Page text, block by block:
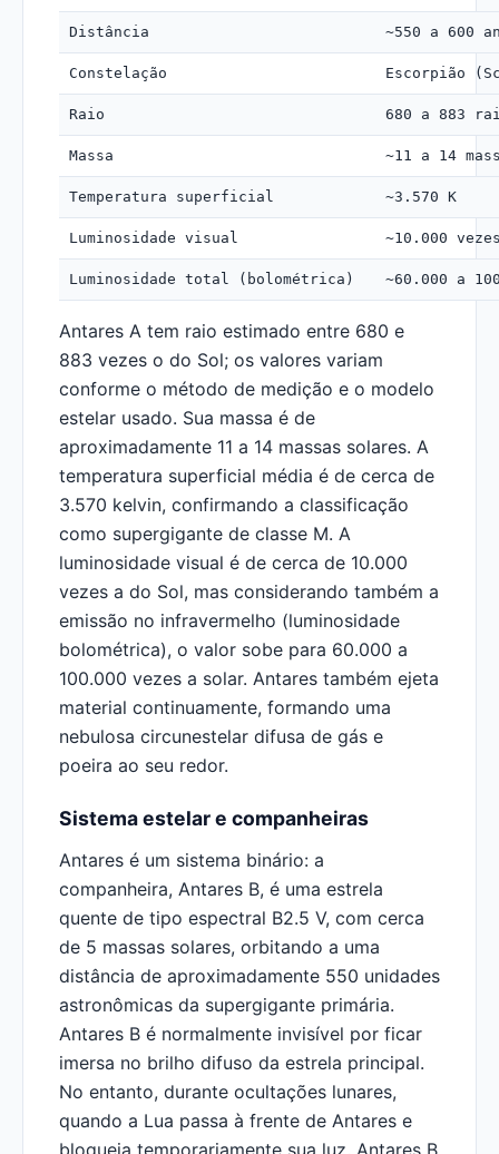
Distância ~550 a 600
Constelação Escorpião
Raio 680 a 883
Massa ~11 a 14
Temperatura superficial ~3.570 K
Luminosidade visual ~10.000
Luminosidade total (bolométrica) ~60.000 a
Antares A tem raio estimado entre 680 e
883 vezes o do Sol; os valores variam
conforme o método de medição e o modelo
estelar usado. Sua massa é de
aproximadamente 11 a 14 massas solares. A
temperatura superficial média é de cerca de
3.570 kelvin, confirmando a classificação
como supergigante de classe M. A
luminosidade visual é de cerca de 10.000
vezes a do Sol, mas considerando também a
emissão no infravermelho (luminosidade
bolométrica), o valor sobe para 60.000 a
100.000 vezes a solar. Antares também ejeta
material continuamente, formando uma
nebulosa circunestelar difusa de gás e
poeira ao seu redor.
Sistema estelar e companheiras
Antares é um sistema binário: a
companheira, Antares B, é uma estrela
quente de tipo espectral B2.5 V, com cerca
de 5 massas solares, orbitando a uma
distância de aproximadamente 550 unidades
astronômicas da supergigante primária.
Antares B é normalmente invisível por ficar
imersa no brilho difuso da estrela principal.
No entanto, durante ocultações lunares,
quando a Lua passa à frente de Antares e
bloqueia temporariamente sua luz, Antares B